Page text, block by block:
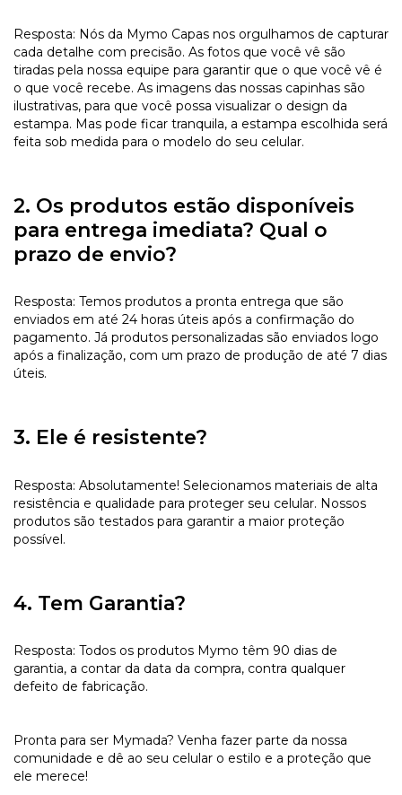
Resposta: Nós da Mymo Capas nos orgulhamos de capturar
cada detalhe com precisão. As fotos que você vê são
tiradas pela nossa equipe para garantir que o que você vê é
o que você recebe. As imagens das nossas capinhas são
ilustrativas, para que você possa visualizar o design da
estampa. Mas pode ficar tranquila, a estampa escolhida será
feita sob medida para o modelo do seu celular.
2. Os produtos estão disponíveis
para entrega imediata? Qual o
prazo de envio?
Resposta: Temos produtos a pronta entrega que são
enviados em até 24 horas úteis após a confirmação do
pagamento. Já produtos personalizadas são enviados logo
após a finalização, com um prazo de produção de até 7 dias
úteis.
3. Ele é resistente?
Resposta: Absolutamente! Selecionamos materiais de alta
resistência e qualidade para proteger seu celular. Nossos
produtos são testados para garantir a maior proteção
possível.
4. Tem Garantia?
Resposta: Todos os produtos Mymo têm 90 dias de
garantia, a contar da data da compra, contra qualquer
defeito de fabricação.
Pronta para ser Mymada? Venha fazer parte da nossa
comunidade e dê ao seu celular o estilo e a proteção que
ele merece!